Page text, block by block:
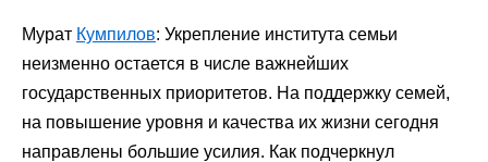
Мурат Кумпилов: Укрепление института семьи
неизменно остается в числе важнейших
государственных приоритетов. На поддержку семей,
на повышение уровня и качества их жизни сегодня
направлены большие усилия. Как подчеркнул